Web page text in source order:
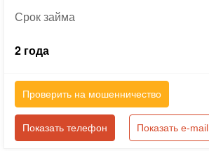
Срокзайма
2 года
Проверить на мошенничество
Показать телефон Показать e-mail